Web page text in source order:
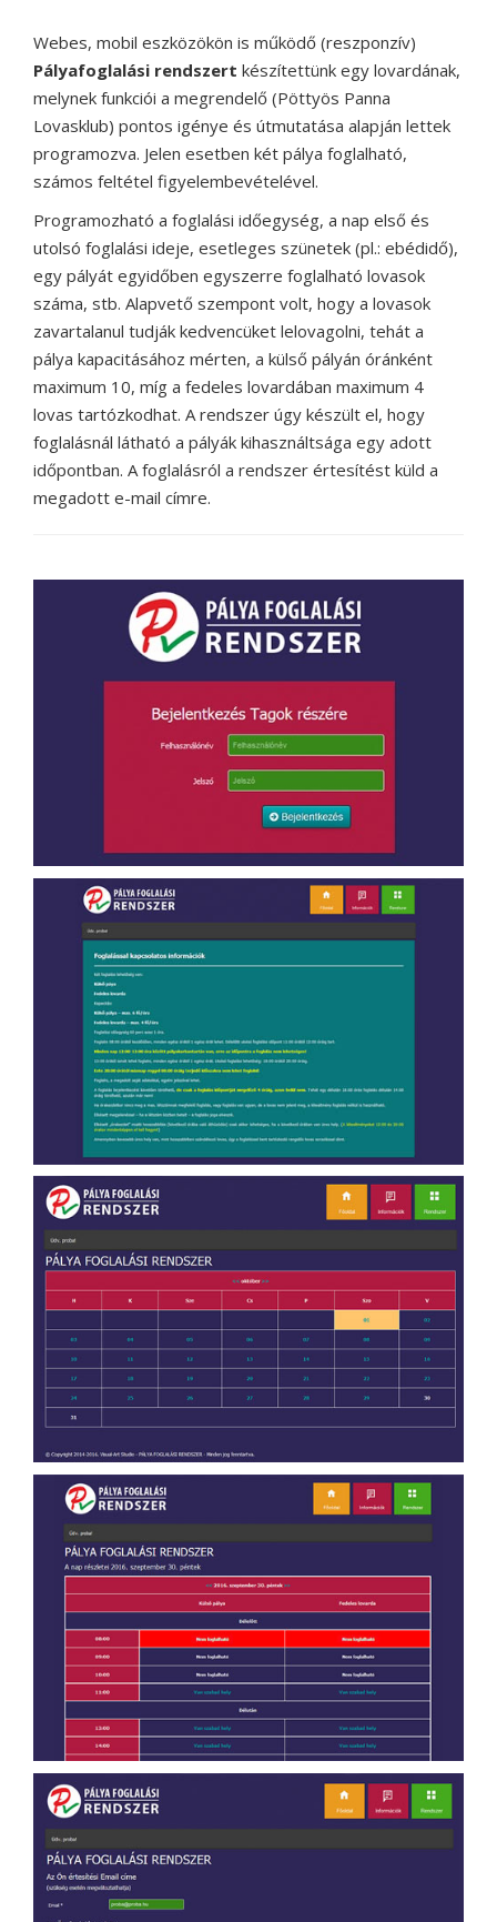
Webes, mobil eszközökön is működő (reszponzív)
Pályafoglalási rendszert készítettünk egy lovardának,
melynek funkciói a megrendelő (Pöttyös Panna
Lovasklub) pontos igénye és útmutatása alapján lettek
programozva. Jelen esetben két pálya foglalható,
számos feltétel figyelembevételével.
Programozható a foglalási időegység, a nap első és
utolsó foglalási ideje, esetleges szünetek (pl.: ebédidő),
egy pályát egyidőben egyszerre foglalható lovasok
száma, stb. Alapvető szempont volt, hogy a lovasok
zavartalanul tudják kedvencüket lelovagolni, tehát a
pálya kapacitásához mérten, a külső pályán óránként
maximum 10, míg a fedeles lovardában maximum 4
lovas tartózkodhat. A rendszer úgy készült el, hogy
foglalásnál látható a pályák kihasználtsága egy adott
időpontban. A foglalásról a rendszer értesítést küld a
megadott e-mail címre.